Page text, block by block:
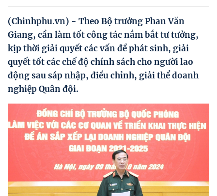
Phát triển kinh tế tư nhân và doanh nghiệp dân tộc
Ocop và chuỗi giá trị Nông sản
Kinh tế tư nhân
Doanh nghiệp dân tộc
Khác
Photo
(Chinhphu.vn) - Theo Bộ trưởng Phan Văn
Giang, cần làm tốt công tác nắm bắt tư tưởng,
kịp thời giải quyết các vấn đề phát sinh, giải
quyết tốt các chế độ chính sách cho người lao
động sau sáp nhập, điều chỉnh, giải thể doanh
nghiệp Quân đội.